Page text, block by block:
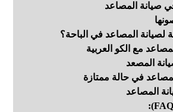
صيانة المصاعد
لصيانة المصاعد في الباحة؟
مع الكو العربية
المصعد
في حالة ممتازة
المصاعد